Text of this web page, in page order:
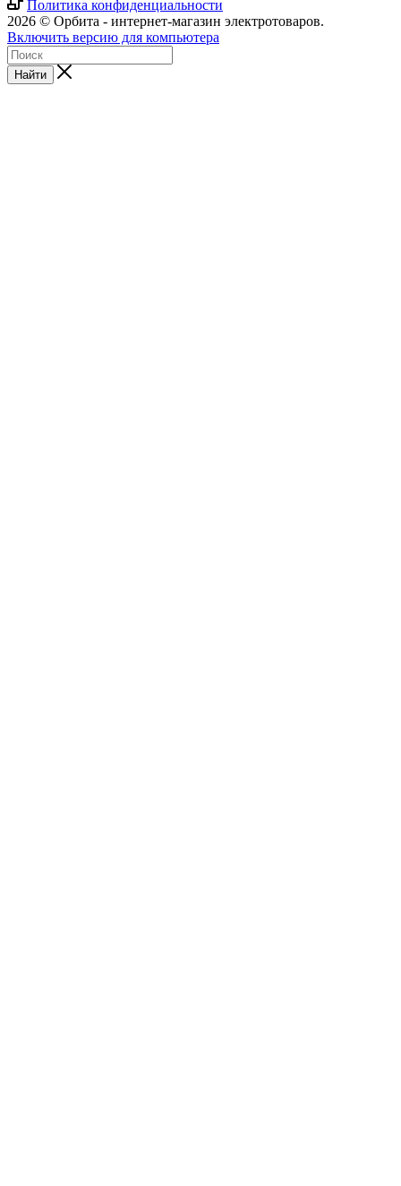
Политика конфиденциальности
2026 © Орбита - интернет-магазин электротоваров.
Включить версию для компьютера
Найти